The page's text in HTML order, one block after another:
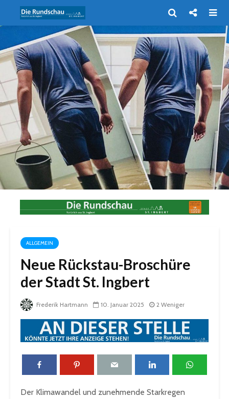
ALLGEMEIN
Neue Rückstau-Broschüre
der Stadt St. Ingbert
Frederik Hartmann 10. Januar 2025 2 Weniger
Der Klimawandel und zunehmende Starkregen